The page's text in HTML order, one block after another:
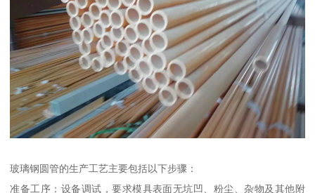
玻璃钢圆管的生产工艺主要包括以下步骤：
准备工序：设备调试，要求模具表面无坑凹、粉尘、杂物及其他附